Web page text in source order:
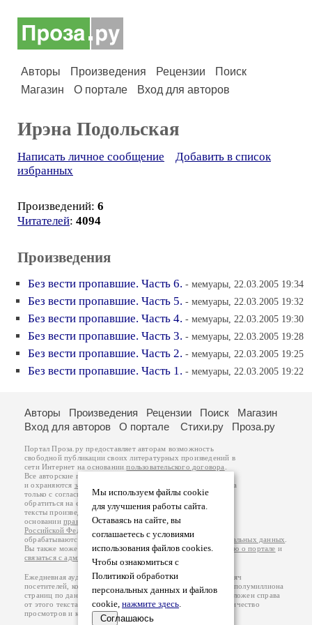
Авторы Произведения Рецензии
Поиск
Магазин
О портале Вход для авторов
Ирэна Подольская
Написать личное сообщение
Добавить в список
избранных
Произведений: 6
Читателей: 4094
Произведения
Без вести пропавшие. Часть 6. - мемуары, 22.03.2005 19:34
Без вести пропавшие. Часть 5. - мемуары, 22.03.2005 19:32
Без вести пропавшие. Часть 4. - мемуары, 22.03.2005 19:30
Без вести пропавшие. Часть 3. - мемуары, 22.03.2005 19:28
Без вести пропавшие. Часть 2. - мемуары, 22.03.2005 19:25
Без вести пропавшие. Часть 1. - мемуары, 22.03.2005 19:22
Мы используем файлы cookie
для улучшения работы сайта.
Оставаясь на сайте, вы
соглашаетесь с условиями
использования файлов cookies.
Чтобы ознакомиться с
Политикой обработки
персональных данных и файлов
cookie, нажмите здесь.
Соглашаюсь
Авторы Произведения Рецензии Поиск
Магазин
Вход для авторов
О портале Стихи.ру Проза.ру
Портал Проза.ру предоставляет авторам возможность
свободной публикации своих литературных произведений в
сети Интернет на основаниипользовательского договора
Все авторские права на произведения принадлежат авторам
и охраняются законом
. Перепечатка произведений возможна
только с согласия его автора, к которому вы можете
обратиться на его авторской странице. Ответственность за
тексты произведений авторы несут самостоятельно на
основанииправил публикацииизаконодательства
Российской Федерации
обрабатываются на основанииПолитики обработки персональных данных
Вы также можете посмотреть более подробнуюинформацию о портале и
связаться с администрацией
Ежедневная аудитория портала Проза.ру – порядка 100 тысяч
посетителей, которые в общей сумме просматривают более полумиллиона
страниц по данным счетчика посещаемости, который расположен справа
от этого текста. В каждой графе указано по две цифры: количество
просмотров и количество посетителей.